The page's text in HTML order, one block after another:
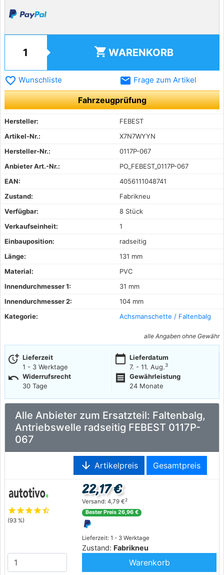
shopping_cart WARENKORB
favorite_border Wunschliste email Frage zum Artikel
Fahrzeugprüfung
Hersteller:
FEBEST
Artikel-Nr.:
X7N7WYYN
Hersteller-Nr.:
0117P-067
Anbieter Art.-Nr.:
PO_FEBEST_0117P-067
EAN:
4056111048741
Zustand:
Fabrikneu
Verfügbar:
8 Stück
Verkaufseinheit:
1
Einbauposition:
radseitig
Länge:
131 mm
Material:
PVC
Innendurchmesser 1:
31 mm
Innendurchmesser 2:
104 mm
Kategorie:
Achsmanschette / Faltenbalg
alle Angaben ohne Gewähr
more_time Lieferzeit
1 - 3 Werktage
calendar_today Lieferdatum
7. - 11. Aug.3
undo Widerrufsrecht
30 Tage
receipt
Gewährleistung
24 Monate
Alle Anbieter zum Ersatzteil: Faltenbalg,
Antriebswelle radseitig FEBEST 0117P-
067
arrow_downward Artikelpreis Gesamtpreis
starstarstarstarstar_half
(93 %)
Lieferzeit: 1 - 3 Werktage
Zustand: Fabrikneu
22,17 €
Versand: 4,79 €2
Bester Preis 26,96 €
Warenkorb